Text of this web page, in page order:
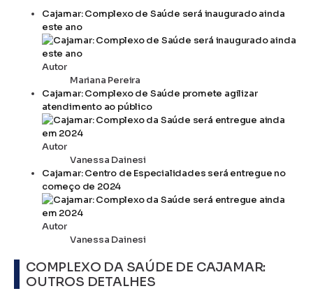
Cajamar: Complexo de Saúde será inaugurado ainda
este ano
Autor
Mariana Pereira
Cajamar: Complexo de Saúde promete agilizar
atendimento ao público
Autor
Vanessa Dainesi
Cajamar: Centro de Especialidades será entregue no
começo de 2024
Autor
Vanessa Dainesi
COMPLEXO DA SAÚDE DE CAJAMAR:
OUTROS DETALHES